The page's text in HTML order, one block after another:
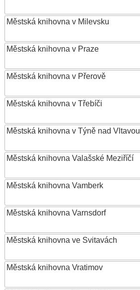
Městská knihovna v Milevsku
Městská knihovna v Praze
Městská knihovna v Přerově
Městská knihovna v Třebíči
Městská knihovna v Týně nad Vltavou
Městská knihovna Valašské Meziříčí
Městská knihovna Vamberk
Městská knihovna Varnsdorf
Městská knihovna ve Svitavách
Městská knihovna Vratimov